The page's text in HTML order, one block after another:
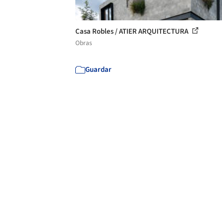
Casa Robles / ATIER ARQUITECTURA
Obras
Guardar